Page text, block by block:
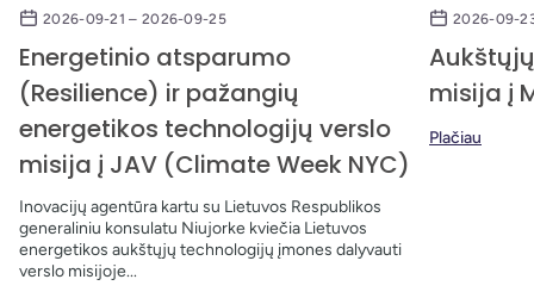
2026-09-21 – 2026-09-25
Energetinio atsparumo
(Resilience) ir pažangių
energetikos technologijų verslo
misija į JAV (Climate Week NYC)
Inovacijų agentūra kartu su Lietuvos Respublikos
generaliniu konsulatu Niujorke kviečia Lietuvos
energetikos aukštųjų technologijų įmones dalyvauti
verslo misijoje...
2026-09-
misija į
Plačiau